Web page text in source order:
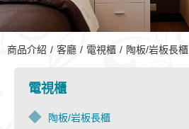
商品介紹 客廳 電視櫃 陶板/岩板長櫃
電視櫃
陶板/岩板長櫃